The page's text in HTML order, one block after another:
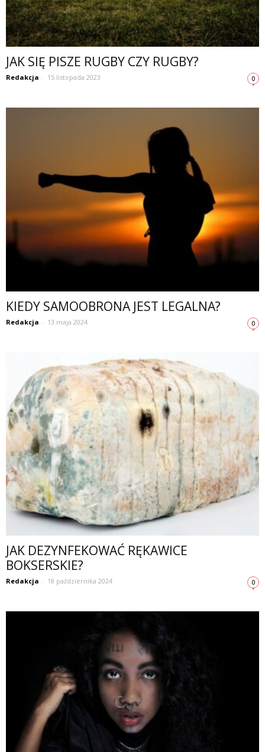
JAK SIĘ PISZE RUGBY CZY RUGBY?
Redakcja - 15 listopada 2023 0
KIEDY SAMOOBRONA JEST LEGALNA?
Redakcja - 13 maja 2024 0
JAK DEZYNFEKOWAĆ RĘKAWICE
BOKSERSKIE?
Redakcja - 18 października 2024 0